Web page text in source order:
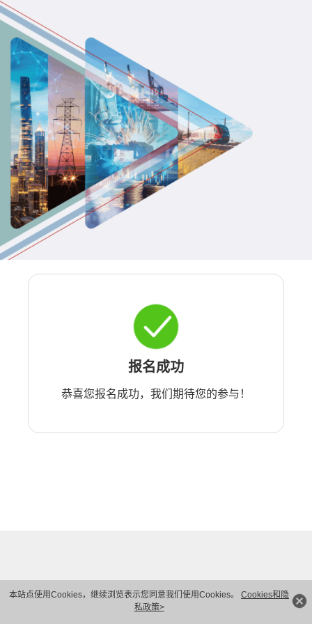
本站点使用Cookies，继续浏览表示您同意我们使用Cookies。 Cookies和隐
私政策>
报名成功
恭喜您报名成功，我们期待您的参与！